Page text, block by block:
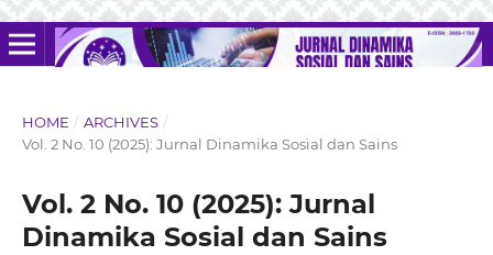
HOME / ARCHIVES /
Vol. 2 No. 10 (2025): Jurnal Dinamika Sosial dan Sains
Vol. 2 No. 10 (2025): Jurnal
Dinamika Sosial dan Sains